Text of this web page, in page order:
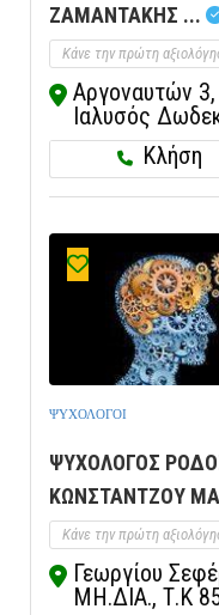
ΖΑΜΑΝΤΑΚΗΣ ...
Κάνε την πρώτη
Αργοναυτών
Ιαλυσός
Κλήση
ΨΥΧΟΛΟΓΟΙ
ΨΥΧΟΛΟΓΟΣ
ΚΩΝΣΤΑΝΤΖΟΥ
Κάνε την πρώτη
Γεωργίου
ΜΗ.ΔΙΑ., Τ.Κ